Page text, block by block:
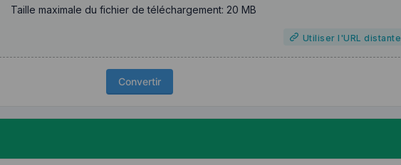
Taille maximale du fichier de téléchargement: 20 MB
Utiliser l'URL distante
Convertir